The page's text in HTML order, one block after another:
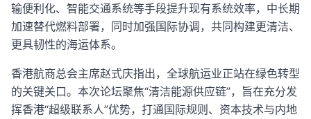
输便利化、智能交通系统等手段提升现有系统效率，中长期
加速替代燃料部署，同时加强国际协调，共同构建更清洁、
更具韧性的海运体系。
香港航商总会主席赵式庆指出，全球航运业正站在绿色转型
的关键关口。本次论坛聚焦“清洁能源供应链”，旨在充分发
挥香港“超级联系人”优势，打通国际规则、资本技术与内地